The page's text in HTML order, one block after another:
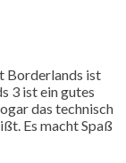
Borderlands ist
3 ist ein gutes
das technisch
Es macht Spaß